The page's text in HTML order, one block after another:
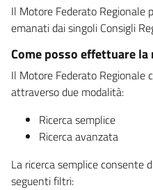
Il Motore Federato Regionale
emanati dai singoli Consigli
Come posso effettuare la
Il Motore Federato Regionale
attraverso due modalità:
Ricerca semplice
Ricerca avanzata
La ricerca semplice consente
seguenti filtri: